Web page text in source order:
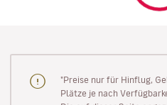
"Preise nur für Hinflug,
Plätze je nach